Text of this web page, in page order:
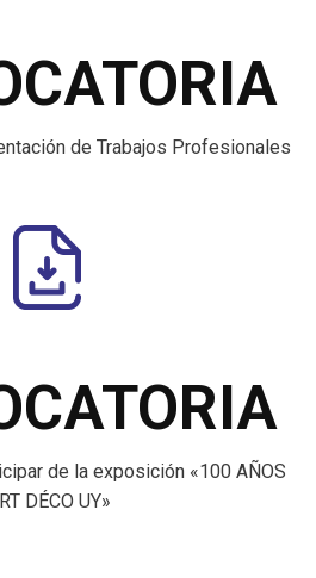
de Trabajos Profesionales
de la exposición «100 AÑOS
DÉCO UY»